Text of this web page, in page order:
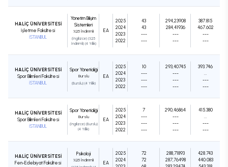
HALİÇ ÜNİVERSİTESİ
İşletme Fakültesi
İSTANBUL
Yönetim Bilişim
Sistemleri
%25 İndirimli
(İngilizce) (%25
İndirimli) (4 Yıllık)
EA
2025
2024
2023
2022
43
43
---
---
294,23908
284,41936
---
---
387.815
467.602
---
---
HALİÇ ÜNİVERSİTESİ
Spor Bilimleri Fakültesi
İSTANBUL
Spor Yöneticiliği
Burslu
(Burslu) (4 Yıllık)
EA
2025
2024
2023
2022
10
---
---
---
293,40745
---
---
---
393.746
---
---
HALİÇ ÜNİVERSİTESİ
Spor Bilimleri Fakültesi
İSTANBUL
Spor Yöneticiliği
Burslu
(İngilizce) (Burslu)
(4 Yıllık)
EA
2025
2024
2023
2022
7
---
---
---
290,46864
---
---
---
415.380
---
---
HALİÇ ÜNİVERSİTESİ
Fen-Edebiyat Fakültesi
Psikoloji
%25 İndirimli EA
2025
2024
72
72
288,71893
287,76498
428.743
440.083